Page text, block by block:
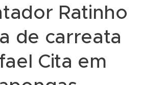
Ratinho
de carreata
Cita em